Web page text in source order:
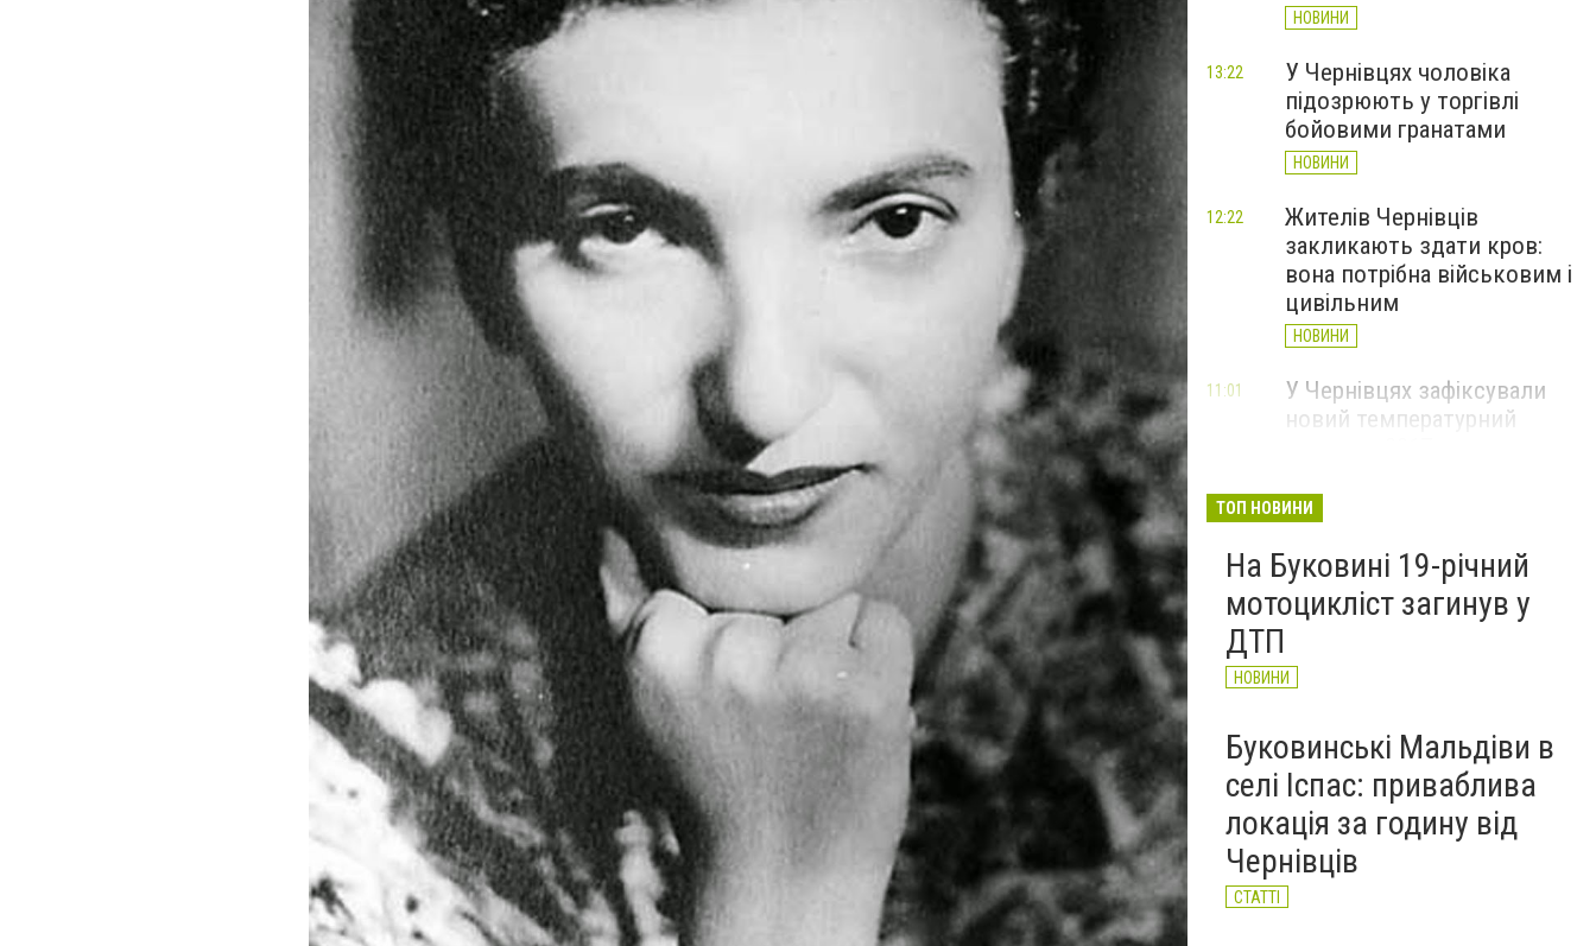
НОВИНИ
У Чернівцях чоловіка
підозрюють у торгівлі
бойовими гранатами
НОВИНИ
13:22
Жителів Чернівців
закликають здати кров:
вона потрібна військовим і
цивільним
НОВИНИ
12:22
У Чернівцях зафіксували
новий температурний
11:01
області обмежили рух
великовагового транспорту
НОВИНИ
ТОП НОВИНИ
На Буковині 19-річний
мотоцикліст загинув у
ДТП
НОВИНИ
Буковинські Мальдіви в
селі Іспас: приваблива
локація за годину від
Чернівців
СТАТТІ